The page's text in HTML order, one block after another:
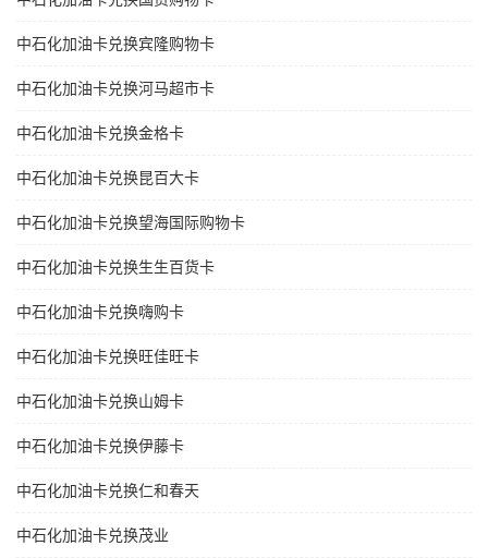
中石化加油卡兑换宾隆购物卡
中石化加油卡兑换河马超市卡
中石化加油卡兑换金格卡
中石化加油卡兑换昆百大卡
中石化加油卡兑换望海国际购物卡
中石化加油卡兑换生生百货卡
中石化加油卡兑换嗨购卡
中石化加油卡兑换旺佳旺卡
中石化加油卡兑换山姆卡
中石化加油卡兑换伊藤卡
中石化加油卡兑换仁和春天
中石化加油卡兑换茂业